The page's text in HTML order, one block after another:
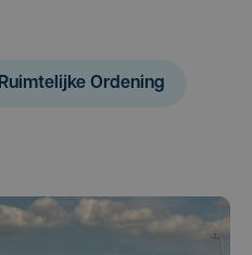
Ruimtelijke Ordening